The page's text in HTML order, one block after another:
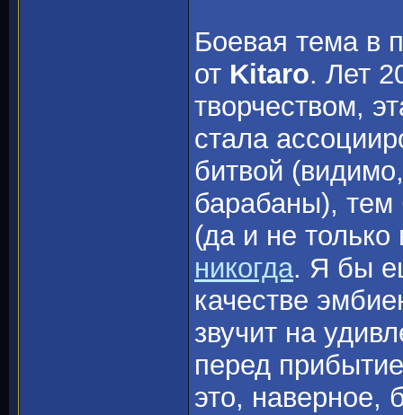
Боевая тема в
от Kitaro. Лет
творчеством,
стала
битвой
барабаны), тем
(да и не
никогда. Я бы
качестве
звучит на
перед
это, наверное,